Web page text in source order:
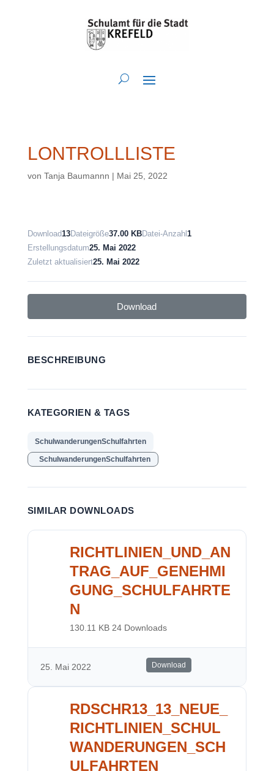
LONTROLLLISTE
von Tanja Baumannn | Mai 25, 2022
Download 13Dateigröße37.00 KBDatei-Anzahl 1
Erstellungsdatum25. Mai 2022
Zuletzt aktualisiert25. Mai 2022
Download
BESCHREIBUNG
KATEGORIEN & TAGS
SchulwanderungenSchulfahrten
SchulwanderungenSchulfahrten
SIMILAR DOWNLOADS
RICHTLINIEN_UND_AN
TRAG_AUF_GENEHMI
GUNG_SCHULFAHRTE
N
130.11 KB 24 Downloads
25. Mai 2022 Download
RDSCHR13_13_NEUE_
RICHTLINIEN_SCHUL
WANDERUNGEN_SCH
ULFAHRTEN